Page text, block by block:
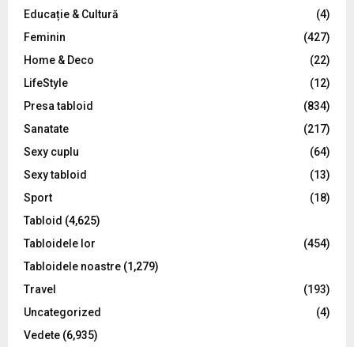
Educație & Cultură
(4)
Feminin
(427)
Home & Deco
(22)
LifeStyle
(12)
Presa tabloid
(834)
Sanatate
(217)
Sexy cuplu
(64)
Sexy tabloid
(13)
Sport
(18)
Tabloid (4,625)
Tabloidele lor
(454)
Tabloidele noastre (1,279)
Travel
(193)
Uncategorized
(4)
Vedete (6,935)